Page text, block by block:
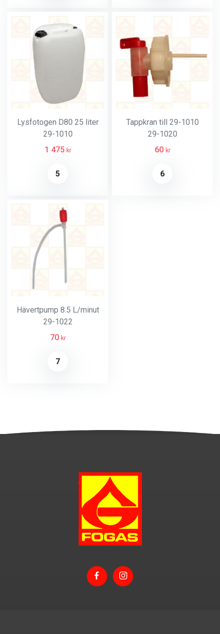
Lysfotogen D80 25 liter
29-1010
1 475 kr
5
Tappkran till 29-1010
29-1020
60 kr
6
Hävertpump 8.5 L/minut
29-1022
70 kr
7